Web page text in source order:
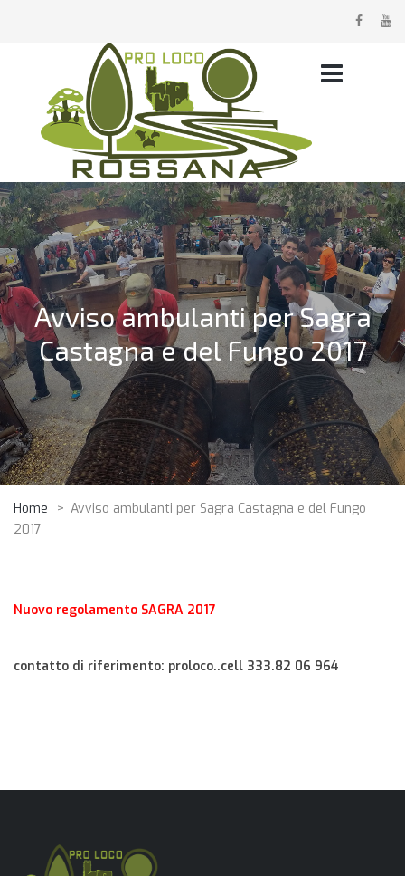
Avviso ambulanti per Sagra
Castagna e del Fungo 2017
Home > Avviso ambulanti per Sagra Castagna e del Fungo
2017
Nuovo regolamento SAGRA 2017
contatto di riferimento: proloco..cell 333.82 06 964